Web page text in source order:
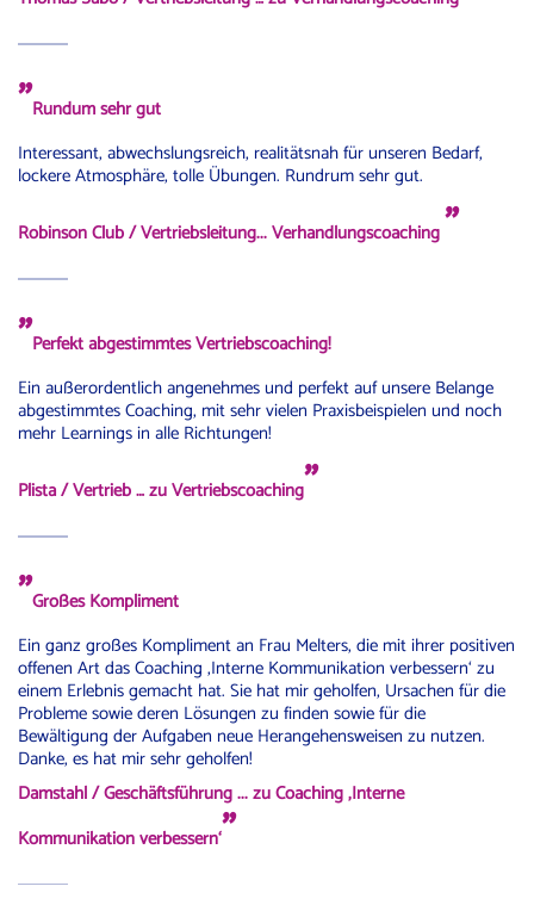
"Rundum sehr gut
Interessant, abwechslungsreich, realitätsnah für unseren Bedarf,
lockere Atmosphäre, tolle Übungen. Rundrum sehr gut.
Robinson Club / Vertriebsleitung... Verhandlungscoaching"
"Perfekt abgestimmtes Vertriebscoaching!
Ein außerordentlich angenehmes und perfekt auf unsere Belange
abgestimmtes Coaching, mit sehr vielen Praxisbeispielen und noch
mehr Learnings in alle Richtungen!
Plista / Vertrieb … zu Vertriebscoaching"
"Großes Kompliment
Ein ganz großes Kompliment an Frau Melters, die mit ihrer positiven
offenen Art das Coaching ‚Interne Kommunikation verbessern‘ zu
einem Erlebnis gemacht hat. Sie hat mir geholfen, Ursachen für die
Probleme sowie deren Lösungen zu finden sowie für die
Bewältigung der Aufgaben neue Herangehensweisen zu nutzen.
Danke, es hat mir sehr geholfen!
Damstahl / Geschäftsführung ... zu Coaching ‚Interne
Kommunikation verbessern‘"